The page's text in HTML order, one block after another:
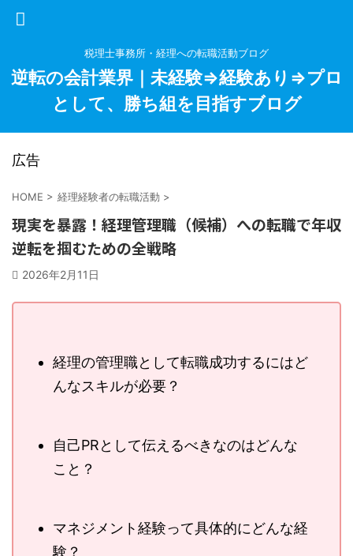
税理士事務所・経理への転職活動ブログ
逆転の会計業界｜未経験⇒経験あり⇒プロ
として、勝ち組を目指すブログ
広告
HOME > 経理経験者の転職活動 >
現実を暴露！経理管理職（候補）への転職で年収
逆転を掴むための全戦略
2026年2月11日
経理の管理職として転職成功するにはど
んなスキルが必要？
自己PRとして伝えるべきなのはどんな
こと？
マネジメント経験って具体的にどんな経
験？